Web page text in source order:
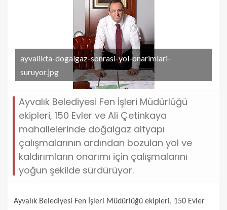
ayvalikta-dogalgaz-sonrasi-yol-onarimlari-
suruyor.jpg
Ayvalık Belediyesi Fen İşleri Müdürlüğü
ekipleri, 150 Evler ve Ali Çetinkaya
mahallelerinde doğalgaz altyapı
çalışmalarının ardından bozulan yol ve
kaldırımların onarımı için çalışmalarını
yoğun şekilde sürdürüyor.
Ayvalık Belediyesi Fen İşleri Müdürlüğü ekipleri, 150 Evler